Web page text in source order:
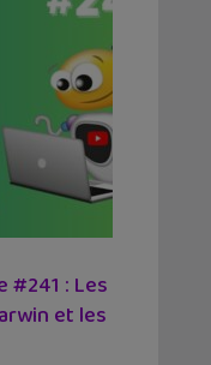
#241 : Les
et les